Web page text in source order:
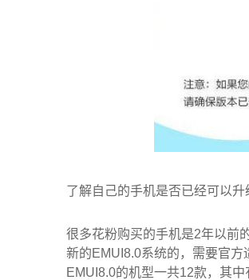
了解自己的手机是否已经可以
很多花粉购买的手机是2年以前
新的EMUI8.0系统的，需要官方
EMUI8.0的机型一共12款，其